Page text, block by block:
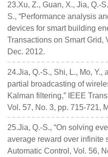
23.Xu, Z., Guan, X., Jia, Q.-
S., “Performance analysis
devices for smart building
Transactions on Smart Grid,
Dec. 2012.
24.Jia, Q.-S., Shi, L., Mo, Y.,
partial broadcasting of
Kalman filtering,” IEEE
Vol. 57, No. 3, pp. 715-721,
25.Jia, Q.-S., “On solving
average reward over infinite
Automatic Control, Vol. 56,